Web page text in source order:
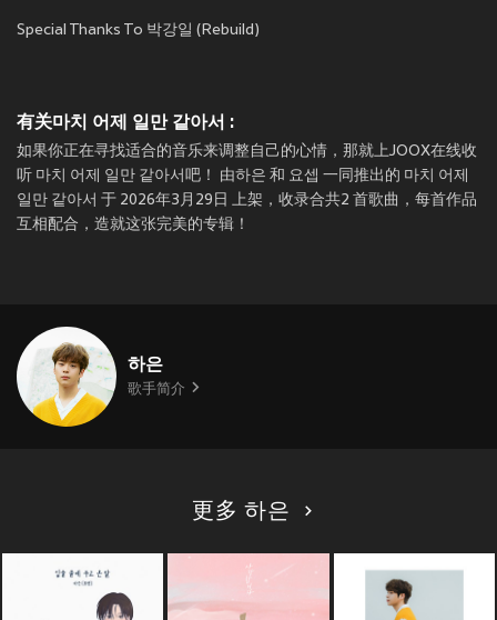
Special Thanks To 박강일 (Rebuild)
有关마치 어제 일만 같아서 :
如果你正在寻找适合的音乐来调整自己的心情，那就上JOOX在线收
听 마치 어제 일만 같아서吧！ 由하은 和 요셉 一同推出的 마치 어제
일만 같아서 于 2026年3月29日 上架，收录合共2 首歌曲，每首作品
互相配合，造就这张完美的专辑！
하은
歌手简介
更多 하은